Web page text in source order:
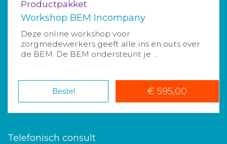
Productpakket
Workshop BEM Incompany
Deze online workshop voor
zorgmedewerkers geeft alle ins en outs over
de BEM. De BEM ondersteunt je ...
Bestel € 595,00
Telefonisch consult